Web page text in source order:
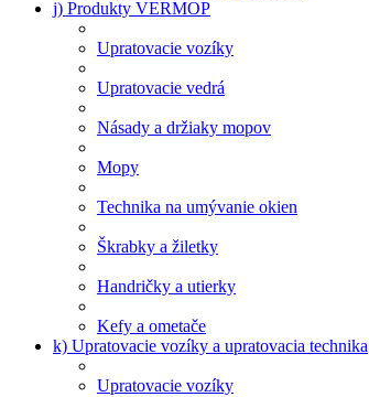
j) Produkty VERMOP
Upratovacie vozíky
Upratovacie vedrá
Násady a držiaky mopov
Mopy
Technika na umývanie okien
Škrabky a žiletky
Handričky a utierky
Kefy a ometače
k) Upratovacie vozíky a upratovacia technika
Upratovacie vozíky